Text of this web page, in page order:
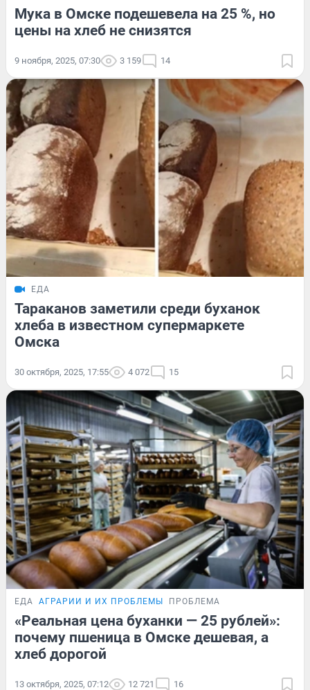
Мука в Омске подешевела на 25 %, но
цены на хлеб не снизятся
9 ноября, 2025, 07:30 3 159 14
ЕДА
Тараканов заметили среди буханок
хлеба в известном супермаркете
Омска
30 октября, 2025, 17:55 4 072 15
ЕДА АГРАРИИ И ИХ ПРОБЛЕМЫ ПРОБЛЕМА
«Реальная цена буханки — 25 рублей»:
почему пшеница в Омске дешевая, а
хлеб дорогой
13 октября, 2025, 07:12 12 721 16